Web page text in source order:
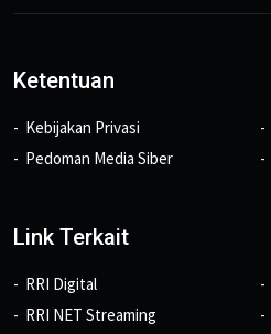
Ketentuan
Kebijakan Privasi
Pedoman Media Siber
Link Terkait
RRI Digital
RRI NET Streaming